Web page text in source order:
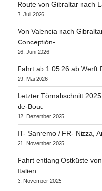
Route von Gibraltar nach
7. Juli 2026
Von Valencia nach
Conceptión-
26. Juni 2026
Fahrt ab 1.05.26 ab Werft
29. Mai 2026
Letzter Törnabschnitt
de-Bouc
12. Dezember 2025
IT- Sanremo / FR- Nizza,
21. November 2025
Fahrt entlang Ostküste
Italien
3. November 2025